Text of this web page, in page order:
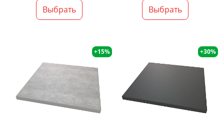
Выбрать Выбрать
+15% +30%